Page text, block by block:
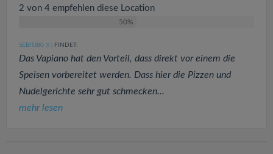
2 von 4 empfehlen diese Location
50%
SEBITJ80 (9 ) FINDET:
Das Vapiano hat den Vorteil, dass direkt vor einem die
Speisen vorbereitet werden. Dass hier die Pizzen und
Nudelgerichte sehr gut schmecken...
mehr lesen